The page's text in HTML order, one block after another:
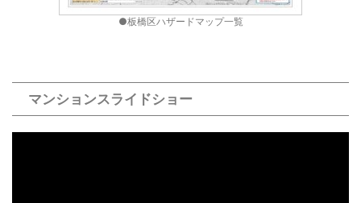
●板橋区ハザードマップ一覧
マンションスライドショー